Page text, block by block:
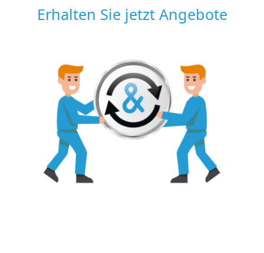
Erhalten Sie jetzt Angebote